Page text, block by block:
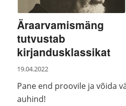
Äraarvamismäng
tutvustab
kirjandusklassikat
19.04.2022
Pane end proovile ja võida
auhind!